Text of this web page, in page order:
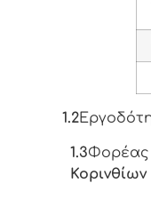
1.2
1.3Φορέας
Κορινθίων